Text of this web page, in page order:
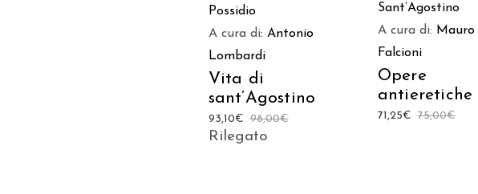
Possidio
A cura di: Antonio
Lombardi
Vita di
sant’Agostino
98,00€
93,10€
Rilegato
Sant’Agostino
A cura di: Mauro
Falcioni
Opere
antieretiche
75,00€
71,25€